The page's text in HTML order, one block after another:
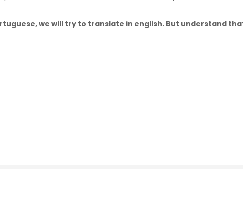
we will try to translate in english. But understand